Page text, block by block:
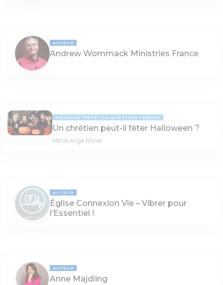
AUTEUR
Andrew Wommack Ministries France
MESSAGE TEXTE LA QUESTION TABOUE
Un chrétien peut-il fêter Halloween ?
Marie-Ange Muller
AUTEUR
Église Connexion Vie – Vibrer pour
l’Essentiel !
AUTEUR
Anne Majdling